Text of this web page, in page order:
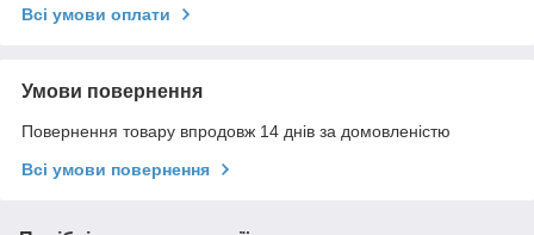
Всі умови оплати
Умови повернення
Повернення товару впродовж 14 днів за домовленістю
Всі умови повернення